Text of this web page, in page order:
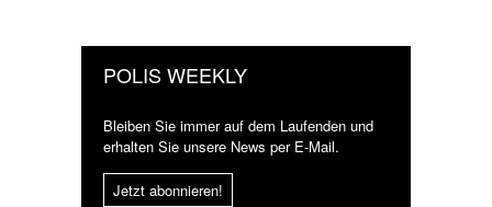
POLIS WEEKLY
Bleiben Sie immer auf dem Laufenden und
erhalten Sie unsere News per E-Mail.
Jetzt abonnieren!